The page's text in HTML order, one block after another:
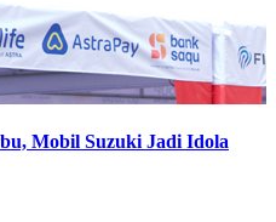
Mobil Suzuki Jadi Idola